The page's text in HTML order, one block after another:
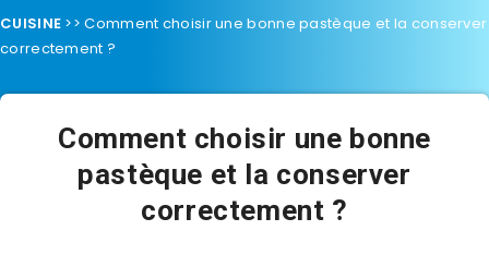
CUISINE >>Comment choisir une bonne pastèque et la conserver
correctement ?
Comment choisir une bonne
pastèque et la conserver
correctement ?